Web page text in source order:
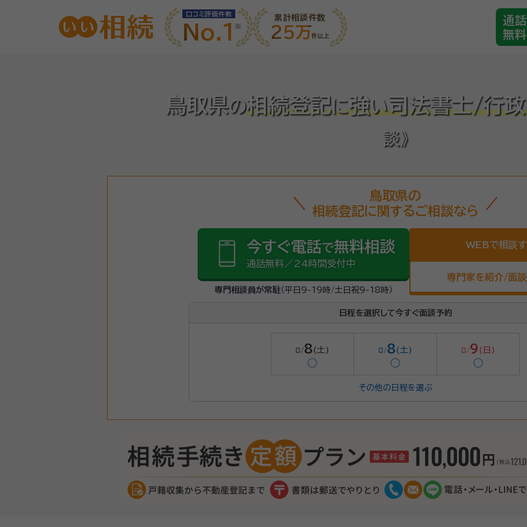
口コミ評価件数
No.1
累計相談件数
25万件以上
通話
無料
鳥取県の相続登記に強い司法書士/行
談》
鳥取県の
相続登記に関するご相談なら
今すぐ電話で無料相談
通話無料／24時間受付中
専門相談員が常駐（平日9-19時/土日祝9-18時）
WEBで相談
専門家を紹介/面
日程を選択して今すぐ面談予約
8/8 (土)
◯
8/8(土)
◯
8/9 (日)
◯
その他の日程を選ぶ